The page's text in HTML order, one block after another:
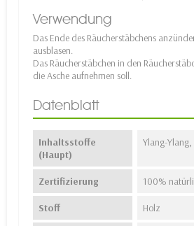
Verwendung
Das Ende des Räucherstäbchens
ausblasen.
Das Räucherstäbchen in den
die Asche aufnehmen soll.
Datenblatt
Inhaltsstoffe
(Haupt)
Ylang-
Zertifizierung 100%
Stoff Holz